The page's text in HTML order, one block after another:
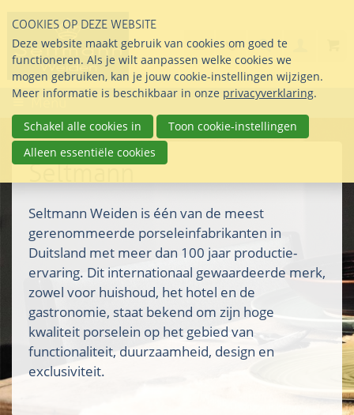
links
over
Direct
naar
inhoud
Direct
naar
het
info@seltmann-
Stel uw vraag
085 76 07 000
Search
Menu
Seltmann
Seltmann Weiden is één van de meest
gerenommeerde porseleinfabrikanten in
Duitsland met meer dan 100 jaar productie-
ervaring. Dit internationaal gewaardeerde merk,
zowel voor huishoud, het hotel en de
gastronomie, staat bekend om zijn hoge
kwaliteit porselein op het gebied van
functionaliteit, duurzaamheid, design en
exclusiviteit.
COOKIES OP DEZE WEBSITE
Deze website maakt gebruik van cookies om goed te
functioneren. Als je wilt aanpassen welke cookies we
mogen gebruiken, kan je jouw cookie-instellingen wijzigen.
Meer informatie is beschikbaar in onze privacyverklaring.
Schakel alle cookies in
Toon cookie-instellingen
Alleen essentiële cookies